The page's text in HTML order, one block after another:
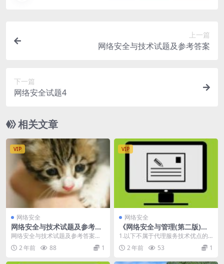
上一篇
网络安全与技术试题及参考答案
下一篇
网络安全试题4
相关文章
VIP
网络安全
网络安全与技术试题及参考答
案
网络安全与技术试题及参考答案
一、选择题，共15 题。 （2
6） D 协...
2 年前 88 1
VIP
网络安全
《网络安全与管理(第二版)》_
网络安全试题4及答案
1.以下不属于代理服务技术优点的
是（ ） A.可以实现身份认证 B.内部
地址的屏...
2 年前 53 1